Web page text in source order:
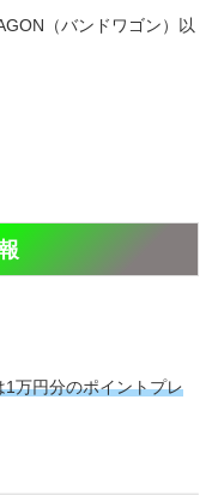
（バンドワゴン）以
1万円分のポイントプレ